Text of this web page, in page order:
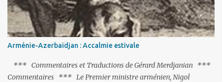
Arménie-Azerbaïdjan : Accalmie estivale
*** Commentaires et Traductions de Gérard Merdjanian ***
Commentaires *** Le Premier ministre arménien, Nigol